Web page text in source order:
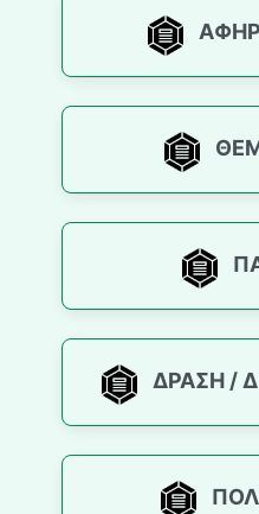
ΔΡΆΣΗ /